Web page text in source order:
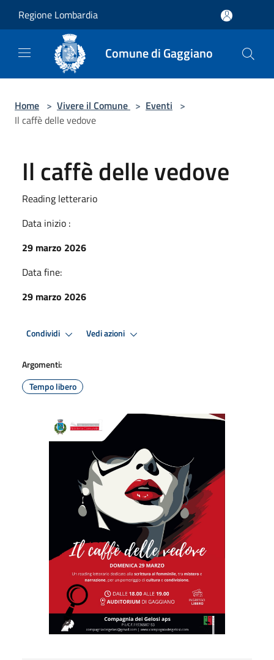
Regione Lombardia
Comune di Gaggiano
Home > Vivere il Comune > Eventi >
Il caffè delle vedove
Il caffè delle vedove
Reading letterario
Data inizio :
29 marzo 2026
Data fine:
29 marzo 2026
Condividi Vedi azioni
Argomenti:
Tempo libero